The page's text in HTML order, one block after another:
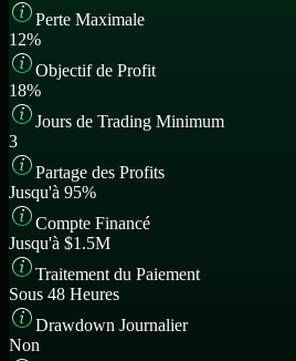
Perte Maximale
12%
Objectif de Profit
18%
Jours de Trading Minimum
3
Partage des Profits
Jusqu'à 95%
Compte Financé
Jusqu'à $1.5M
Traitement du Paiement
Sous 48 Heures
Drawdown Journalier
Non